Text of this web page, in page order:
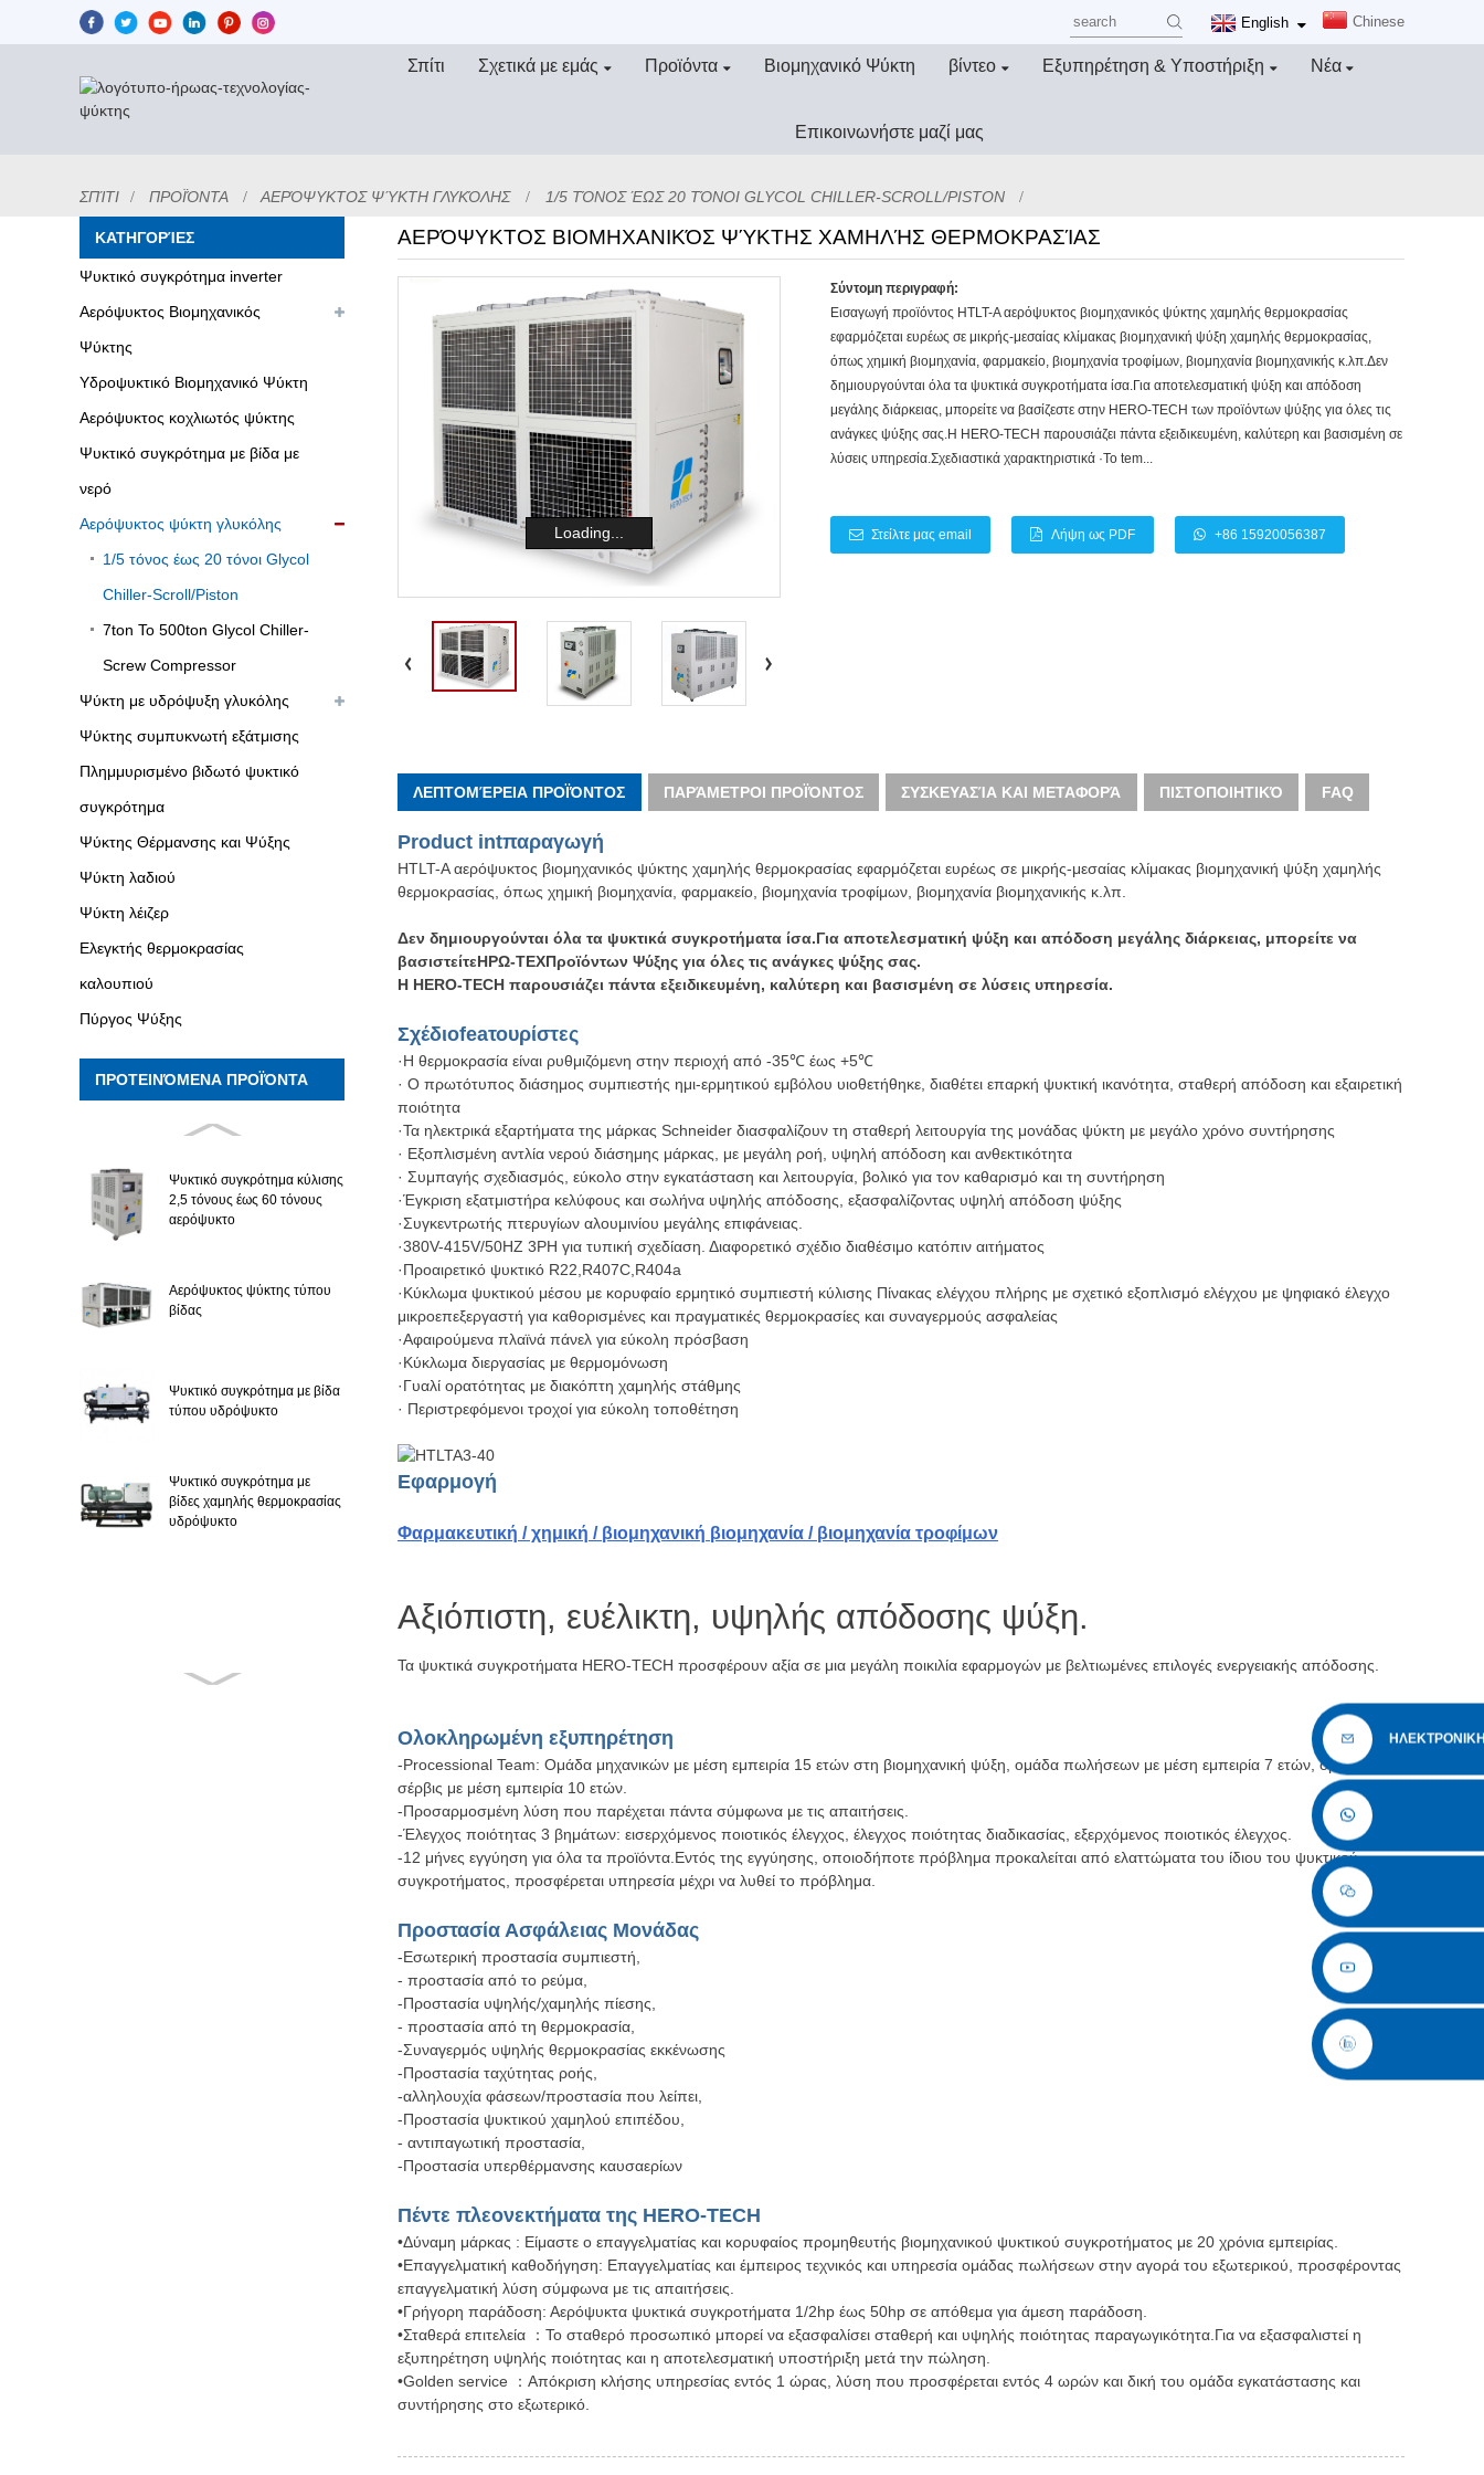
English Chinese
Σπίτι Σχετικά με εμάς Προϊόντα Βιομηχανικό Ψύκτη βίντεο Εξυπηρέτηση & Υποστήριξη Νέα
Επικοινωνήστε μαζί μας
ΣΠΊΤΙ ΠΡΟΪΌΝΤΑ ΑΕΡΌΨΥΚΤΟΣ ΨΎΚΤΗ ΓΛΥΚΌΛΗΣ 1/5 ΤΌΝΟΣ ΈΩΣ 20 ΤΌΝΟΙ GLYCOL CHILLER-SCROLL/PISTON
ΚΑΤΗΓΟΡΊΕΣ
Ψυκτικό συγκρότημα inverter
Αερόψυκτος Βιομηχανικός
Ψύκτης
Υδροψυκτικό Βιομηχανικό Ψύκτη
Αερόψυκτος κοχλιωτός ψύκτης
Ψυκτικό συγκρότημα με βίδα με
νερό
Αερόψυκτος ψύκτη γλυκόλης
1/5 τόνος έως 20 τόνοι Glycol
Chiller-Scroll/Piston
7ton To 500ton Glycol Chiller-
Screw Compressor
Ψύκτη με υδρόψυξη γλυκόλης
Ψύκτης συμπυκνωτή εξάτμισης
Πλημμυρισμένο βιδωτό ψυκτικό
συγκρότημα
Ψύκτης Θέρμανσης και Ψύξης
Ψύκτη λαδιού
Ψύκτη λέιζερ
Ελεγκτής θερμοκρασίας
καλουπιού
Πύργος Ψύξης
ΠΡΟΤΕΙΝΌΜΕΝΑ ΠΡΟΪΌΝΤΑ
Ψυκτικό συγκρότημα κύλισης
2,5 τόνους έως 60 τόνους
αερόψυκτο
Αερόψυκτος ψύκτης τύπου
βίδας
Ψυκτικό συγκρότημα με βίδα
τύπου υδρόψυκτο
Ψυκτικό συγκρότημα με
βίδες χαμηλής θερμοκρασίας
υδρόψυκτο
ΑΕΡΌΨΥΚΤΟΣ ΒΙΟΜΗΧΑΝΙΚΌΣ ΨΎΚΤΗΣ ΧΑΜΗΛΉΣ ΘΕΡΜΟΚΡΑΣΊΑΣ
Loading...
Σύντομη περιγραφή:
Εισαγωγή προϊόντος HTLT-A αερόψυκτος βιομηχανικός ψύκτης χαμηλής θερμοκρασίας
εφαρμόζεται ευρέως σε μικρής-μεσαίας κλίμακας βιομηχανική ψύξη χαμηλής θερμοκρασίας,
όπως χημική βιομηχανία, φαρμακείο, βιομηχανία τροφίμων, βιομηχανία βιομηχανικής κ.λπ.Δεν
δημιουργούνται όλα τα ψυκτικά συγκροτήματα ίσα.Για αποτελεσματική ψύξη και απόδοση
μεγάλης διάρκειας, μπορείτε να βασίζεστε στην HERO-TECH των προϊόντων ψύξης για όλες τις
ανάγκες ψύξης σας.Η HERO-TECH παρουσιάζει πάντα εξειδικευμένη, καλύτερη και βασισμένη σε
λύσεις υπηρεσία.Σχεδιαστικά χαρακτηριστικά ·Το tem...
Στείλτε μας email Λήψη ως PDF +86 15920056387
ΛΕΠΤΟΜΈΡΕΙΑ ΠΡΟΪΌΝΤΟΣ ΠΑΡΆΜΕΤΡΟΙ ΠΡΟΪΌΝΤΟΣ ΣΥΣΚΕΥΑΣΊΑ ΚΑΙ ΜΕΤΑΦΟΡΆ ΠΙΣΤΟΠΟΙΗΤΙΚΌ FAQ
Product intπαραγωγή
HTLT-A αερόψυκτος βιομηχανικός ψύκτης χαμηλής θερμοκρασίας εφαρμόζεται ευρέως σε μικρής-μεσαίας κλίμακας βιομηχανική ψύξη χαμηλής
θερμοκρασίας, όπως χημική βιομηχανία, φαρμακείο, βιομηχανία τροφίμων, βιομηχανία βιομηχανικής κ.λπ.
Δεν δημιουργούνται όλα τα ψυκτικά συγκροτήματα ίσα.Για αποτελεσματική ψύξη και απόδοση μεγάλης διάρκειας, μπορείτε να
βασιστείτεΗΡΩ-ΤΕΧΠροϊόντων Ψύξης για όλες τις ανάγκες ψύξης σας.
Η HERO-TECH παρουσιάζει πάντα εξειδικευμένη, καλύτερη και βασισμένη σε λύσεις υπηρεσία.
Σχέδιοfeaτουρίστες
·Η θερμοκρασία είναι ρυθμιζόμενη στην περιοχή από -35℃ έως +5℃
· Ο πρωτότυπος διάσημος συμπιεστής ημι-ερμητικού εμβόλου υιοθετήθηκε, διαθέτει επαρκή ψυκτική ικανότητα, σταθερή απόδοση και εξαιρετική
ποιότητα
·Τα ηλεκτρικά εξαρτήματα της μάρκας Schneider διασφαλίζουν τη σταθερή λειτουργία της μονάδας ψύκτη με μεγάλο χρόνο συντήρησης
· Εξοπλισμένη αντλία νερού διάσημης μάρκας, με μεγάλη ροή, υψηλή απόδοση και ανθεκτικότητα
· Συμπαγής σχεδιασμός, εύκολο στην εγκατάσταση και λειτουργία, βολικό για τον καθαρισμό και τη συντήρηση
·Έγκριση εξατμιστήρα κελύφους και σωλήνα υψηλής απόδοσης, εξασφαλίζοντας υψηλή απόδοση ψύξης
·Συγκεντρωτής πτερυγίων αλουμινίου μεγάλης επιφάνειας.
·380V-415V/50HZ 3PH για τυπική σχεδίαση. Διαφορετικό σχέδιο διαθέσιμο κατόπιν αιτήματος
·Προαιρετικό ψυκτικό R22,R407C,R404a
·Κύκλωμα ψυκτικού μέσου με κορυφαίο ερμητικό συμπιεστή κύλισης Πίνακας ελέγχου πλήρης με σχετικό εξοπλισμό ελέγχου με ψηφιακό έλεγχο
μικροεπεξεργαστή για καθορισμένες και πραγματικές θερμοκρασίες και συναγερμούς ασφαλείας
·Αφαιρούμενα πλαϊνά πάνελ για εύκολη πρόσβαση
·Κύκλωμα διεργασίας με θερμομόνωση
·Γυαλί ορατότητας με διακόπτη χαμηλής στάθμης
· Περιστρεφόμενοι τροχοί για εύκολη τοποθέτηση
Εφαρμογή
Φαρμακευτική / χημική / βιομηχανική βιομηχανία / βιομηχανία τροφίμων
Αξιόπιστη, ευέλικτη, υψηλής απόδοσης ψύξη.
Τα ψυκτικά συγκροτήματα HERO-TECH προσφέρουν αξία σε μια μεγάλη ποικιλία εφαρμογών με βελτιωμένες επιλογές ενεργειακής απόδοσης.
Ολοκληρωμένη εξυπηρέτηση
-Processional Team: Ομάδα μηχανικών με μέση εμπειρία 15 ετών στη βιομηχανική ψύξη, ομάδα πωλήσεων με μέση εμπειρία 7 ετών, ομάδα
σέρβις με μέση εμπειρία 10 ετών.
-Προσαρμοσμένη λύση που παρέχεται πάντα σύμφωνα με τις απαιτήσεις.
-Έλεγχος ποιότητας 3 βημάτων: εισερχόμενος ποιοτικός έλεγχος, έλεγχος ποιότητας διαδικασίας, εξερχόμενος ποιοτικός έλεγχος.
-12 μήνες εγγύηση για όλα τα προϊόντα.Εντός της εγγύησης, οποιοδήποτε πρόβλημα προκαλείται από ελαττώματα του ίδιου του ψυκτικού
συγκροτήματος, προσφέρεται υπηρεσία μέχρι να λυθεί το πρόβλημα.
Προστασία Ασφάλειας Μονάδας
-Εσωτερική προστασία συμπιεστή,
- προστασία από το ρεύμα,
-Προστασία υψηλής/χαμηλής πίεσης,
- προστασία από τη θερμοκρασία,
-Συναγερμός υψηλής θερμοκρασίας εκκένωσης
-Προστασία ταχύτητας ροής,
-αλληλουχία φάσεων/προστασία που λείπει,
-Προστασία ψυκτικού χαμηλού επιπέδου,
- αντιπαγωτική προστασία,
-Προστασία υπερθέρμανσης καυσαερίων
Πέντε πλεονεκτήματα της HERO-TECH
•Δύναμη μάρκας : Είμαστε ο επαγγελματίας και κορυφαίος προμηθευτής βιομηχανικού ψυκτικού συγκροτήματος με 20 χρόνια εμπειρίας.
•Επαγγελματική καθοδήγηση: Επαγγελματίας και έμπειρος τεχνικός και υπηρεσία ομάδας πωλήσεων στην αγορά του εξωτερικού, προσφέροντας
επαγγελματική λύση σύμφωνα με τις απαιτήσεις.
•Γρήγορη παράδοση: Αερόψυκτα ψυκτικά συγκροτήματα 1/2hp έως 50hp σε απόθεμα για άμεση παράδοση.
•Σταθερά επιτελεία ：Το σταθερό προσωπικό μπορεί να εξασφαλίσει σταθερή και υψηλής ποιότητας παραγωγικότητα.Για να εξασφαλιστεί η
εξυπηρέτηση υψηλής ποιότητας και η αποτελεσματική υποστήριξη μετά την πώληση.
•Golden service ：Απόκριση κλήσης υπηρεσίας εντός 1 ώρας, λύση που προσφέρεται εντός 4 ωρών και δική του ομάδα εγκατάστασης και
συντήρησης στο εξωτερικό.